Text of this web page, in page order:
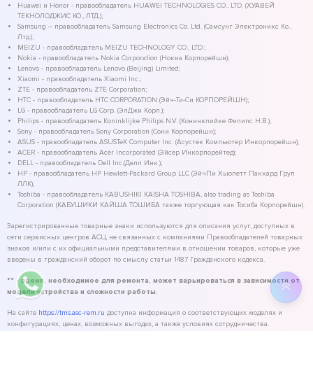
Huawei и Honor - правообладатель HUAWEI TECHNOLOGIES CO., LTD. (ХУАВЕЙ
ТЕКНОЛОДЖИС КО., ЛТД.);
Samsung – правообладатель Samsung Electronics Co. Ltd. (Самсунг Электроникс Ко.,
Лтд.);
MEIZU - правообладатель MEIZU TECHNOLOGY CO., LTD.;
Nokia - правообладатель Nokia Corporation (Нокиа Корпорейшн);
Lenovo - правообладатель Lenovo (Beijing) Limited;
Xiaomi - правообладатель Xiaomi Inc.;
ZTE - правообладатель ZTE Corporation;
HTC - правообладатель HTC CORPORATION (Эйч-Ти-Си КОРПОРЕЙШН);
LG - правообладатель LG Corp. (ЭлДжи Корп.);
Philips - правообладатель Koninklijke Philips N.V. (Конинклийке Филипс Н.В.);
Sony - правообладатель Sony Corporation (Сони Корпорейшн);
ASUS - правообладатель ASUSTeK Computer Inc. (Асустек Компьютер Инкорпорейшн);
ACER - правообладатель Acer Incorporated (Эйсер Инкорпорейтед);
DELL - правообладатель Dell Inc.(Делл Инк.);
HP - правообладатель HP Hewlett-Packard Group LLC (ЭйчПи Хьюлетт Паккард Груп
ЛЛК);
Toshiba - правообладатель KABUSHIKI KAISHA TOSHIBA, also trading as Toshiba
Corporation (КАБУШИКИ КАЙША ТОШИБА также торгующая как Тосиба Корпорейшн).
Зарегистрированные товарные знаки используются для описания услуг, доступных в
сети сервисных центров АСЦ, не связанных с компаниями Правообладателей товарных
знаков и/или с их официальными представителями в отношении товаров, которые уже
введены в гражданский оборот по смыслу статьи 1487 Гражданского кодекса.
** - время, необходимое для ремонта, может варьироваться в зависимости от
модели устройства и сложности работы.
На сайте https://tms.asc-rem.ru доступна информация о соответствующих моделях и
конфигурациях, ценах, возможных выгодах, а также условиях сотрудничества.